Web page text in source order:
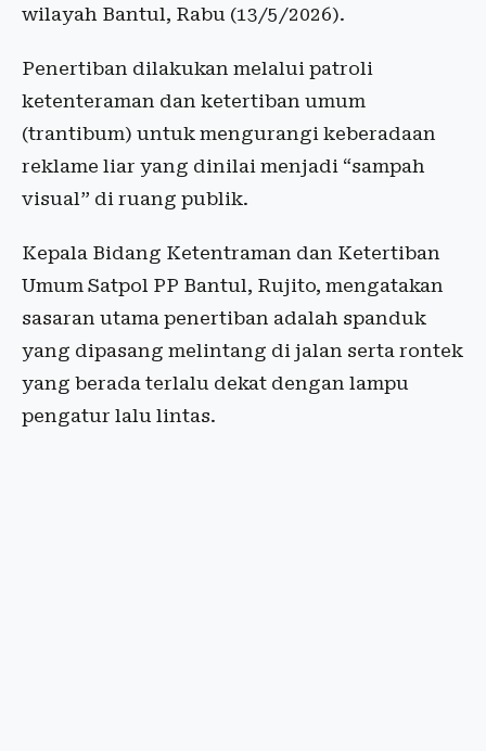
wilayah Bantul, Rabu (13/5/2026).
Penertiban dilakukan melalui patroli
ketenteraman dan ketertiban umum
(trantibum) untuk mengurangi keberadaan
reklame liar yang dinilai menjadi “sampah
visual” di ruang publik.
Kepala Bidang Ketentraman dan Ketertiban
Umum Satpol PP Bantul, Rujito, mengatakan
sasaran utama penertiban adalah spanduk
yang dipasang melintang di jalan serta rontek
yang berada terlalu dekat dengan lampu
pengatur lalu lintas.